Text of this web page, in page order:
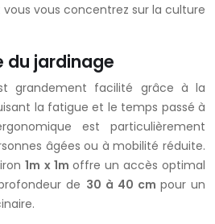
vous concentrez sur la culture
du jardinage
grandement facilité grâce à la
la fatigue et le temps passé à
est particulièrement
âgées ou à mobilité réduite.
1m x 1m offre un accès optimal
de 30 à 40 cm pour un